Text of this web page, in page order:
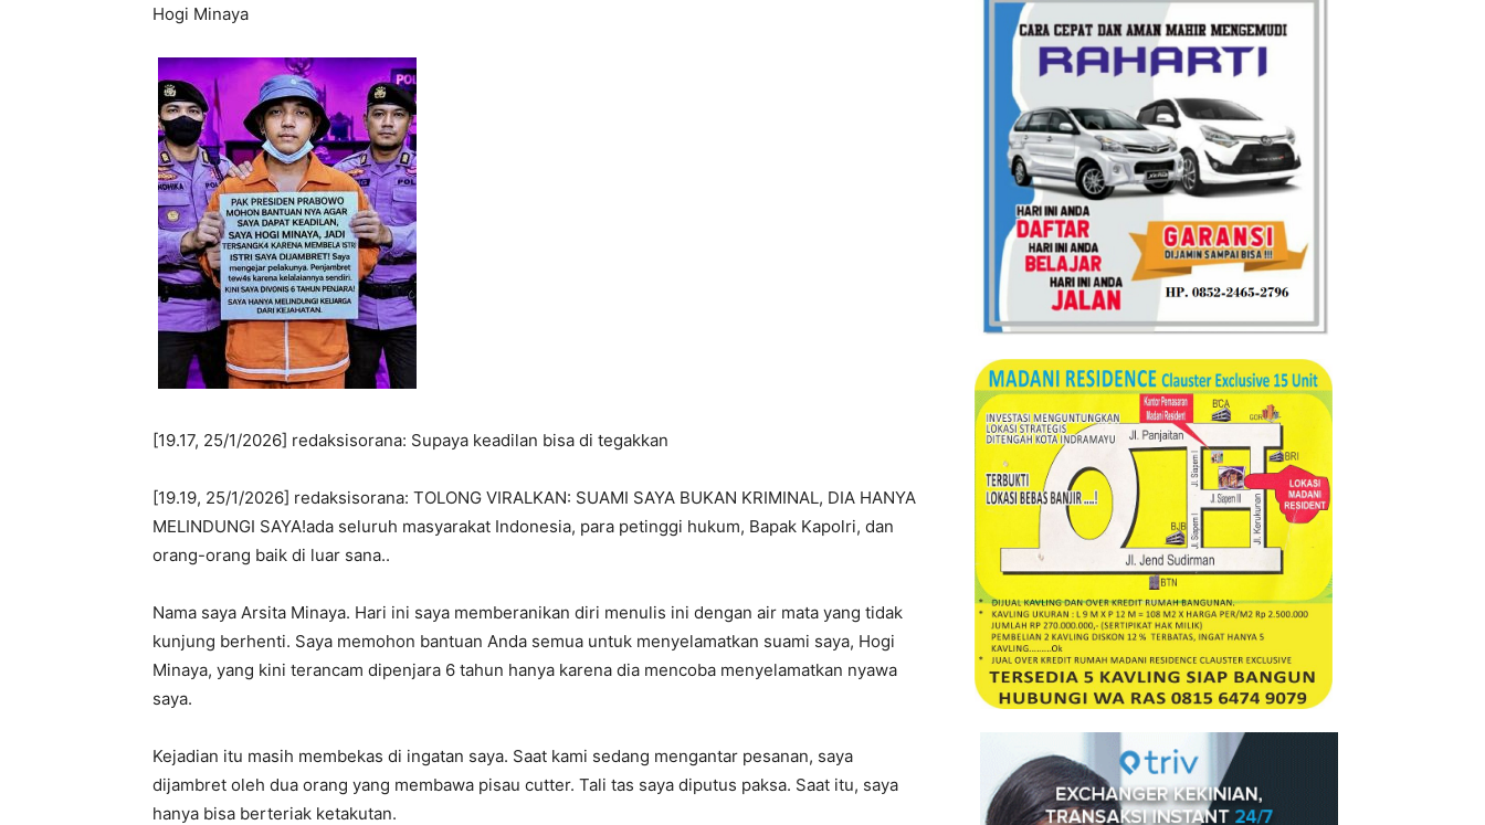
Hogi Minaya
[19.17, 25/1/2026] redaksisorana: Supaya keadilan bisa di tegakkan
[19.19, 25/1/2026] redaksisorana: TOLONG VIRALKAN: SUAMI SAYA BUKAN KRIMINAL, DIA HANYA
MELINDUNGI SAYA!ada seluruh masyarakat Indonesia, para petinggi hukum, Bapak Kapolri, dan
orang-orang baik di luar sana..
​Nama saya Arsita Minaya. Hari ini saya memberanikan diri menulis ini dengan air mata yang tidak
kunjung berhenti. Saya memohon bantuan Anda semua untuk menyelamatkan suami saya, Hogi
Minaya, yang kini terancam dipenjara 6 tahun hanya karena dia mencoba menyelamatkan nyawa
saya.
​Kejadian itu masih membekas di ingatan saya. Saat kami sedang mengantar pesanan, saya
dijambret oleh dua orang yang membawa pisau cutter. Tali tas saya diputus paksa. Saat itu, saya
hanya bisa berteriak ketakutan.